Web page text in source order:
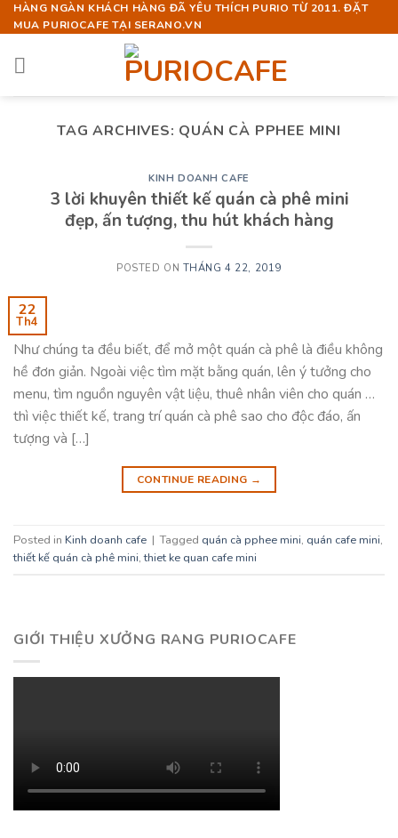
Skip
to
content
HÀNG NGÀN KHÁCH HÀNG ĐÃ YÊU THÍCH PURIO TỪ 2011. ĐẶT
MUA PURIOCAFE TẠI SERANO.VN
TAG ARCHIVES: QUÁN CÀ PPHEE MINI
KINH DOANH CAFE
3 lời khuyên thiết kế quán cà phê mini
đẹp, ấn tượng, thu hút khách hàng
POSTED ON THÁNG 4 22, 2019
22
Th4
Như chúng ta đều biết, để mở một quán cà phê là điều không
hề đơn giản. Ngoài việc tìm mặt bằng quán, lên ý tưởng cho
menu, tìm nguồn nguyên vật liệu, thuê nhân viên cho quán …
thì việc thiết kế, trang trí quán cà phê sao cho độc đáo, ấn
tượng và […]
CONTINUE READING →
Posted in Kinh doanh cafe | Tagged quán cà pphee mini, quán cafe mini,
thiết kế quán cà phê mini,thiet ke quan cafe mini
GIỚI THIỆU XƯỞNG RANG PURIOCAFE